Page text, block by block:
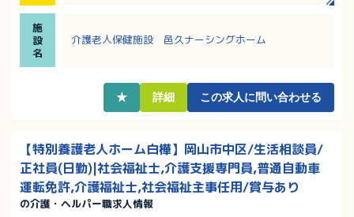
K！資格取得支援制度あり！
・ブランクがある方、復職を目指している方も歓迎！
施
設
名
介護老人保健施設 邑久ナーシングホーム
★ 詳細 この求人に問い合わせる
【特別養護老人ホーム白樺】岡山市中区/生活相談員/
正社員(日勤)|社会福祉士,介護支援専門員,普通自動車
運転免許,介護福祉士,社会福祉主事任用/賞与あり
の介護・ヘルパー職求人情報